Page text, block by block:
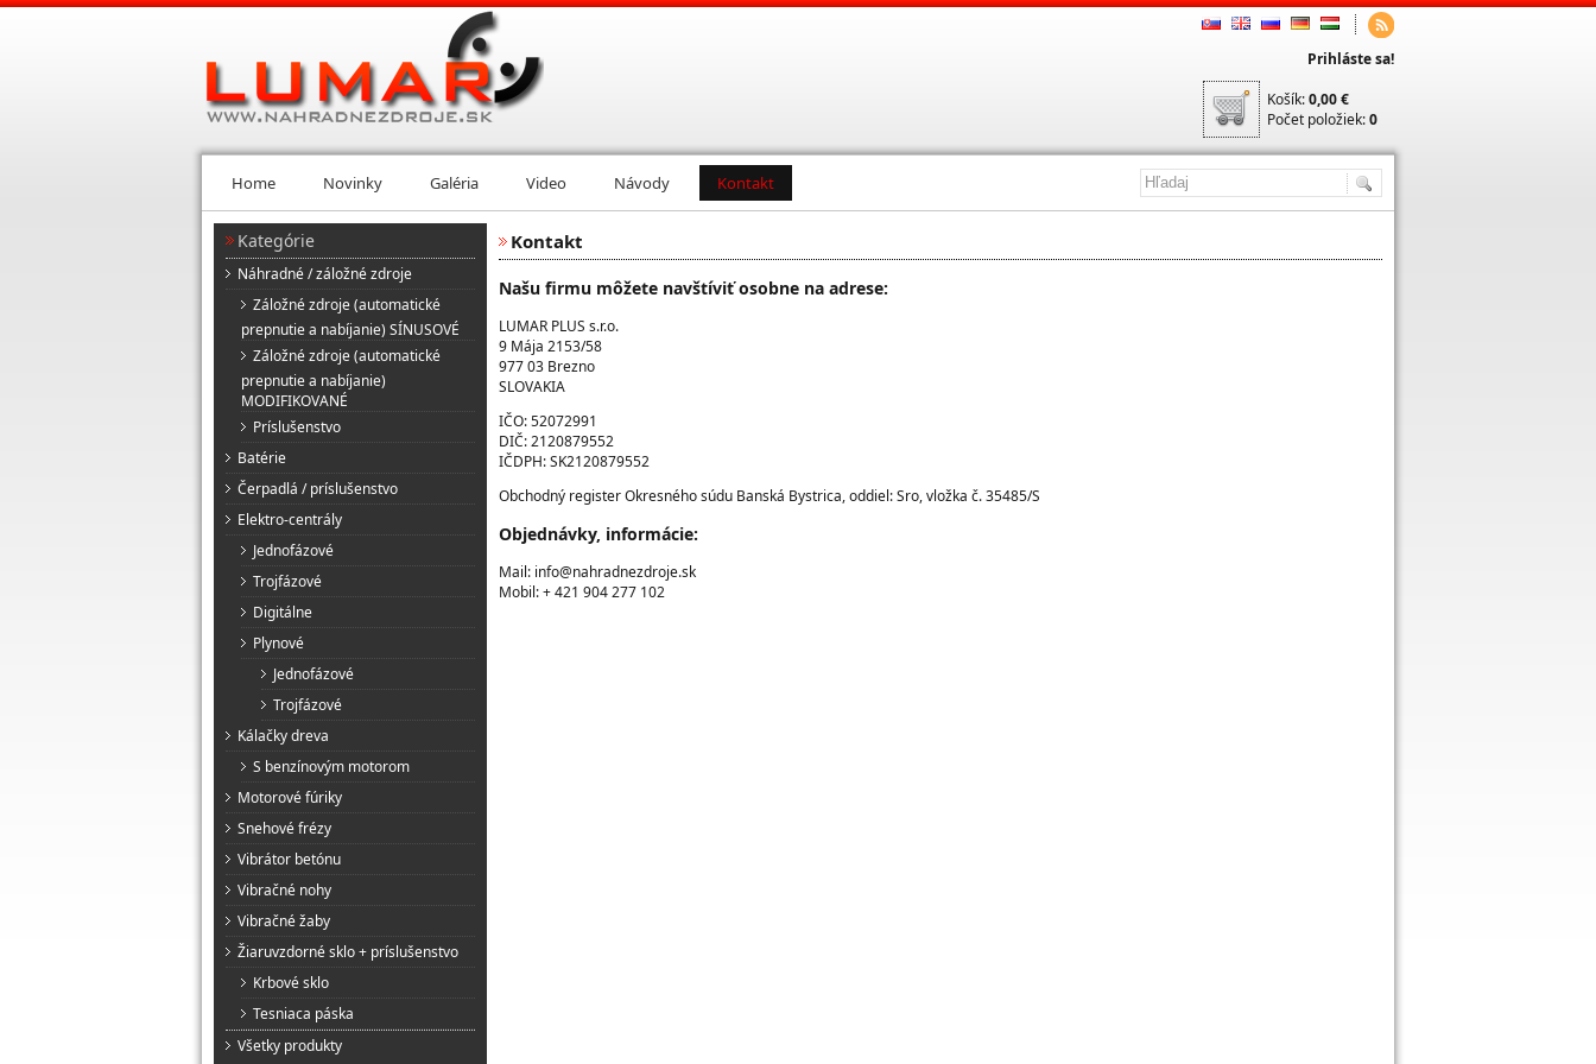
Prihláste sa!
Košík:0,00 €
Počet položiek:0
Home Novinky Galéria Video Návody Kontakt
Kategórie
Náhradné / záložné zdroje
Záložné zdroje (automatické
prepnutie a nabíjanie) SÍNUSOVÉ
Záložné zdroje (automatické
prepnutie a nabíjanie)
MODIFIKOVANÉ
Príslušenstvo
Batérie
Čerpadlá / príslušenstvo
Elektro-centrály
Jednofázové
Trojfázové
Digitálne
Plynové
Jednofázové
Trojfázové
Kálačky dreva
S benzínovým motorom
Motorové fúriky
Snehové frézy
Vibrátor betónu
Vibračné nohy
Vibračné žaby
Žiaruvzdorné sklo + príslušenstvo
Krbové sklo
Tesniaca páska
Všetky produkty
Kontakt
Našu firmu môžete navštíviť osobne na adrese:
LUMAR PLUS s.r.o.
9 Mája 2153/58
977 03 Brezno
SLOVAKIA
IČO: 52072991
DIČ: 2120879552
IČDPH: SK2120879552
Obchodný register Okresného súdu Banská Bystrica, oddiel: Sro, vložka č. 35485/S
Objednávky, informácie:
Mail: info@nahradnezdroje.sk
Mobil: + 421 904 277 102